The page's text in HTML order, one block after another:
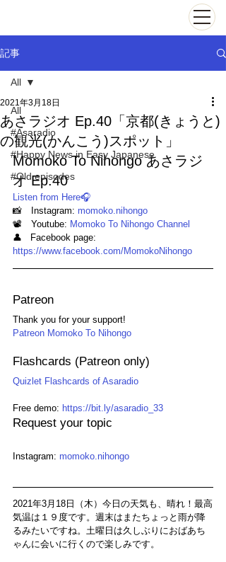
記事
All
#Asaradio
#Happy News in Easy Japanese
#Old episodes
All
あさラジオ Ep.40「京都(きょうと)
の観光(かんこう)スポット」
2021年3月18日
Momoko To Nihongo あさラジ
オ Ep.40
Listen from Here🎧
📸　Instagram: momoko.nihongo
📽　Youtube: Momoko To Nihongo Channel
👤   Facebook page:
https://www.facebook.com/MomokoNihongo
Patreon
Thank you for your support!
Patreon Momoko To Nihongo
Flashcards (Patreon only)
Quizlet Flashcards of Asaradio
Free demo: https://bit.ly/asaradio_33
Request your topic
Instagram: momoko.nihongo
2021年3月18日（木）今日の天気も、晴れ！最高
気温は１９度です。週末はまたちょっと雨が降
るみたいですね。土曜日は久しぶりにおばあち
ゃんに会いに行くので楽しみです。